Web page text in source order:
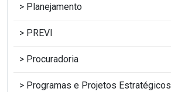
Planejamento
PREVI
Procuradoria
Programas e Projetos Estratégicos